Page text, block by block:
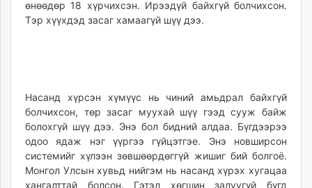
өнөөдөр 18 хүрчихсэн. Ирээдүй байхгүй болчихсон.
Тэр хүүхдэд засаг хамаагүй шүү дээ.
Насанд хүрсэн хүмүүс нь чиний амьдрал байхгүй
болчихсон, төр засаг муухай шүү гээд сууж байж
болохгүй шүү дээ. Энэ бол бидний алдаа. Бүгдээрээ
одоо ядаж нэг үүргээ гүйцэтгэе. Энэ новширсон
системийг хүлээн зөвшөөрдөггүй жишиг бий болгоё.
Монгол Улсын хувьд нийгэм нь насанд хүрэх хугацаа
хангалттай болсон. Гэтэл хөгшин залуугүй бүгд